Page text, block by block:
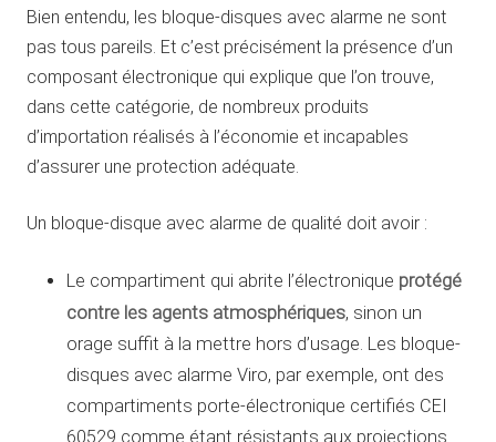
Bien entendu, les bloque-disques avec alarme ne sont
pas tous pareils. Et c’est précisément la présence d’un
composant électronique qui explique que l’on trouve,
dans cette catégorie, de nombreux produits
d’importation réalisés à l’économie et incapables
d’assurer une protection adéquate.
Un bloque-disque avec alarme de qualité doit avoir :
Le compartiment qui abrite l’électronique protégé
contre les agents atmosphériques, sinon un
orage suffit à la mettre hors d’usage. Les bloque-
disques avec alarme Viro, par exemple, ont des
compartiments porte-électronique certifiés CEI
60529 comme étant résistants aux projections